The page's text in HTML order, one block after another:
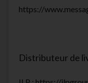
https://
Distributeur de